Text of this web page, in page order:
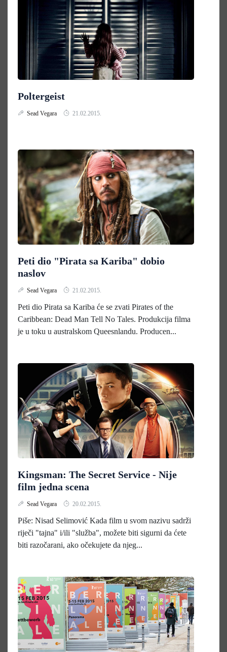
Poltergeist
Sead Vegara 21.02.2015.
Peti dio "Pirata sa Kariba" dobio
naslov
Sead Vegara 21.02.2015.
Peti dio Pirata sa Kariba će se zvati Pirates of the
Caribbean: Dead Man Tell No Tales. Produkcija filma
je u toku u australskom Queesnlandu. Producen...
Kingsman: The Secret Service - Nije
film jedna scena
Sead Vegara 20.02.2015.
Piše: Nisad Selimović Kada film u svom nazivu sadrži
riječi "tajna" i/ili "služba", možete biti sigurni da ćete
biti razočarani, ako očekujete da njeg...